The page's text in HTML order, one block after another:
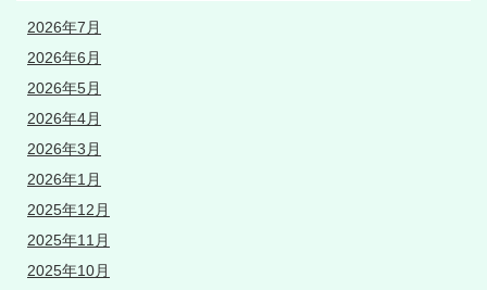
2026年7月
2026年6月
2026年5月
2026年4月
2026年3月
2026年1月
2025年12月
2025年11月
2025年10月